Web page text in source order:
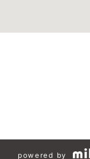
powered by